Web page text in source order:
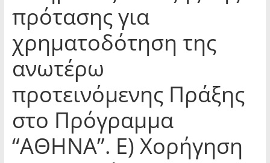
πρότασης για
χρηματοδότηση της
ανωτέρω
προτεινόμενης Πράξης
στο Πρόγραμμα
“ΑΘΗΝΑ”. Ε) Χορήγηση